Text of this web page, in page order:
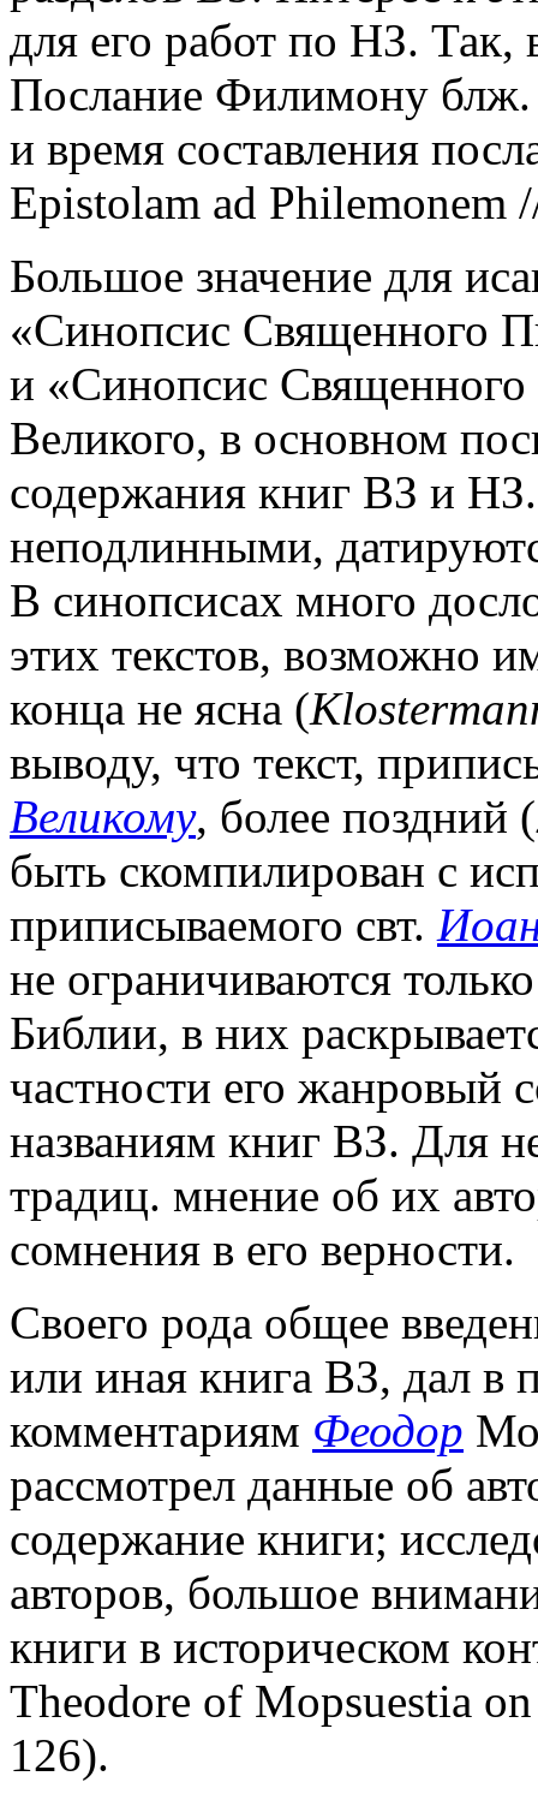
для его работ по НЗ.
Послание Филимону блж.
и время составления
Epistolam ad Philemonem
Большое значение для
«Синопсис Священного
и «Синопсис
Великого, в основном
содержания книг ВЗ и
неподлинными,
В синопсисах много
этих текстов, возможно
конца не ясна (
выводу, что текст,
Великому, более поздний (
быть скомпилирован с
приписываемого свт.
не ограничиваются
Библии, в них
частности его жанровый
названиям книг ВЗ. Для
традиц. мнение об их
сомнения в его верности.
Своего рода общее
или иная книга ВЗ, дал в
комментариям Феодор
рассмотрел данные об
содержание книги;
авторов, большое
книги в историческом
Theodore of Mopsuestia
126).